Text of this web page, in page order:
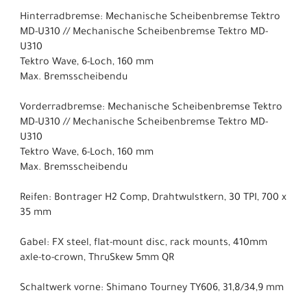
Hinterradbremse: Mechanische Scheibenbremse Tektro
MD-U310 // Mechanische Scheibenbremse Tektro MD-
U310
Tektro Wave, 6-Loch, 160 mm
Max. Bremsscheibendu
Vorderradbremse: Mechanische Scheibenbremse Tektro
MD-U310 // Mechanische Scheibenbremse Tektro MD-
U310
Tektro Wave, 6-Loch, 160 mm
Max. Bremsscheibendu
Reifen: Bontrager H2 Comp, Drahtwulstkern, 30 TPI, 700 x
35 mm
Gabel: FX steel, flat-mount disc, rack mounts, 410mm
axle-to-crown, ThruSkew 5mm QR
Schaltwerk vorne: Shimano Tourney TY606, 31,8/34,9 mm